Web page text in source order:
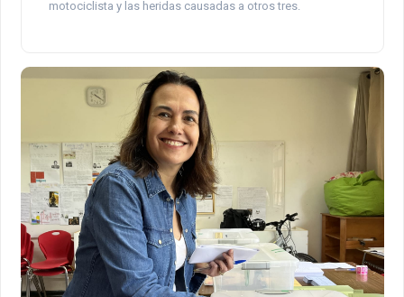
motociclista y las heridas causadas a otros tres.